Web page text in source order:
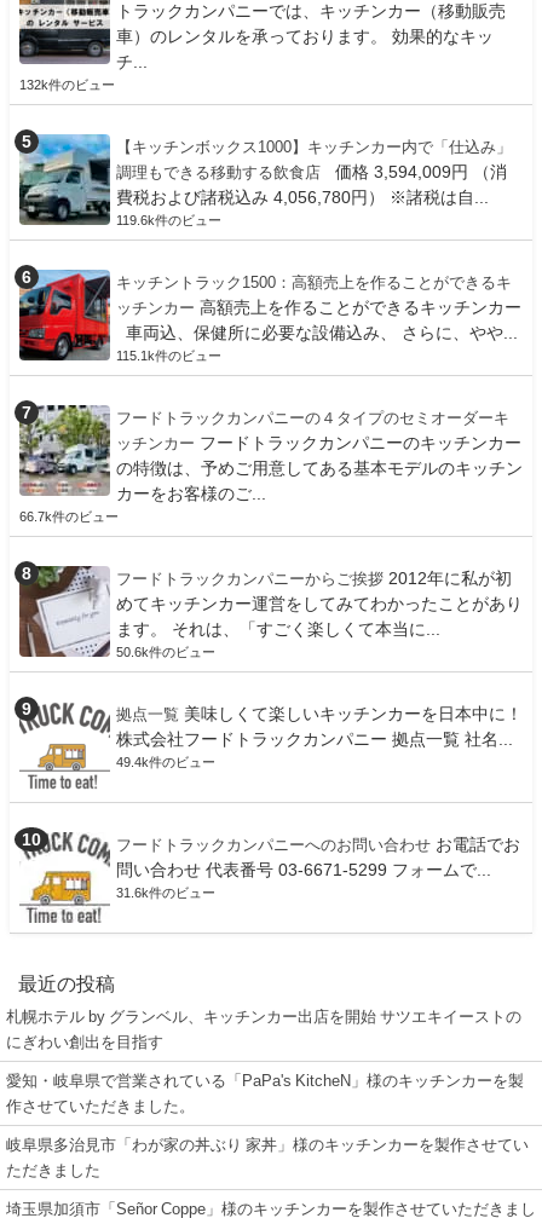
トラックカンパニーでは、キッチンカー（移動販売
車）のレンタルを承っております。 効果的なキッ
チ...
132k件のビュー
【キッチンボックス1000】キッチンカー内で「仕込み」
調理もできる移動する飲食店
価格 3,594,009円 （消
費税および諸税込み 4,056,780円） ※諸税は自...
119.6k件のビュー
キッチントラック1500：高額売上を作ることができるキ
ッチンカー 高額売上を作ることができるキッチンカー
車両込、保健所に必要な設備込み、 さらに、やや...
115.1k件のビュー
フードトラックカンパニーの４タイプのセミオーダーキ
ッチンカー フードトラックカンパニーのキッチンカー
の特徴は、予めご用意してある基本モデルのキッチン
カーをお客様のご...
66.7k件のビュー
フードトラックカンパニーからご挨拶 2012年に私が初
めてキッチンカー運営をしてみてわかったことがあり
ます。 それは、「すごく楽しくて本当に...
50.6k件のビュー
拠点一覧 美味しくて楽しいキッチンカーを日本中に！
株式会社フードトラックカンパニー 拠点一覧 社名...
49.4k件のビュー
フードトラックカンパニーへのお問い合わせ お電話でお
問い合わせ 代表番号 03-6671-5299 フォームで...
31.6k件のビュー
最近の投稿
札幌ホテル by グランベル、キッチンカー出店を開始 サツエキイーストの
にぎわい創出を目指す
愛知・岐阜県で営業されている「PaPa's KitcheN」様のキッチンカーを製
作させていただきました。
岐阜県多治見市「わが家の丼ぶり 家丼」様のキッチンカーを製作させてい
ただきました
埼玉県加須市「Señor Coppe」様のキッチンカーを製作させていただきまし